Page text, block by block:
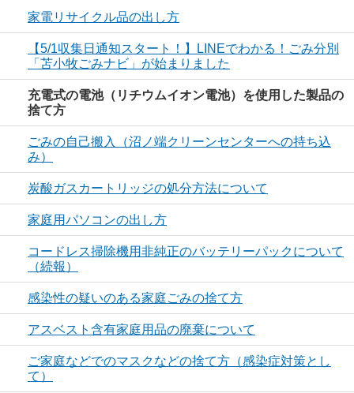
家電リサイクル品の出し方
【5/1収集日通知スタート！】LINEでわかる！ごみ分別
「苫小牧ごみナビ」が始まりました
充電式の電池（リチウムイオン電池）を使用した製品の
捨て方
ごみの自己搬入（沼ノ端クリーンセンターへの持ち込
み）
炭酸ガスカートリッジの処分方法について
家庭用パソコンの出し方
コードレス掃除機用非純正のバッテリーパックについて
（続報）
感染性の疑いのある家庭ごみの捨て方
アスベスト含有家庭用品の廃棄について
ご家庭などでのマスクなどの捨て方（感染症対策とし
て）